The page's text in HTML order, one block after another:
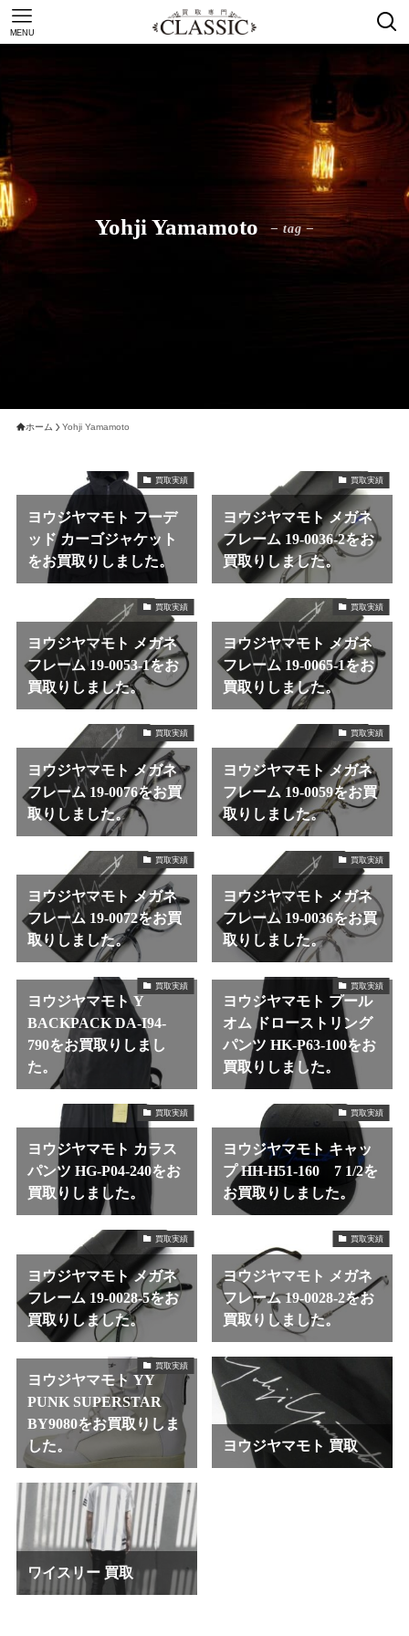
MENU
Yohji Yamamoto – tag –
ホーム Yohji Yamamoto
買取実績
ヨウジヤマモト フーデ
ッド カーゴジャケット
をお買取りしました。
買取実績
ヨウジヤマモト メガネ
フレーム 19-0036-2をお
買取りしました。
買取実績
ヨウジヤマモト メガネ
フレーム 19-0053-1をお
買取りしました。
買取実績
ヨウジヤマモト メガネ
フレーム 19-0065-1をお
買取りしました。
買取実績
ヨウジヤマモト メガネ
フレーム 19-0076をお買
取りしました。
買取実績
ヨウジヤマモト メガネ
フレーム 19-0059をお買
取りしました。
買取実績
ヨウジヤマモト メガネ
フレーム 19-0072をお買
取りしました。
買取実績
ヨウジヤマモト メガネ
フレーム 19-0036をお買
取りしました。
買取実績
ヨウジヤマモト Y
BACKPACK DA-I94-
790をお買取りしまし
た。
買取実績
ヨウジヤマモト プール
オム ドローストリング
パンツ HK-P63-100をお
買取りしました。
買取実績
ヨウジヤマモト カラス
パンツ HG-P04-240をお
買取りしました。
買取実績
ヨウジヤマモト キャッ
プ HH-H51-160 7 1/2を
お買取りしました。
買取実績
ヨウジヤマモト メガネ
フレーム 19-0028-5をお
買取りしました。
買取実績
ヨウジヤマモト メガネ
フレーム 19-0028-2をお
買取りしました。
買取実績
ヨウジヤマモト YY
PUNK SUPERSTAR
BY9080をお買取りしま
した。
ヨウジヤマモト 買取
ワイスリー 買取